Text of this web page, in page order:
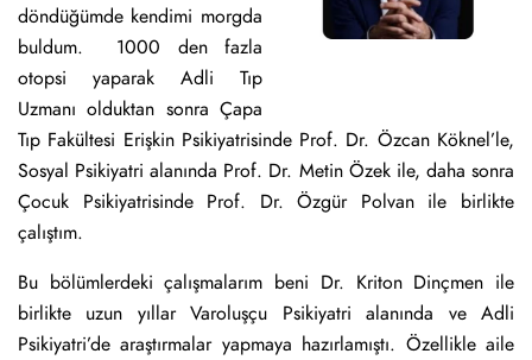
döndüğümde kendimi morgda
buldum. 1000 den fazla
otopsi yaparak Adli Tıp
Uzmanı olduktan sonra Çapa
Tıp Fakültesi Erişkin Psikiyatrisinde Prof. Dr. Özcan Köknel’le,
Sosyal Psikiyatri alanında Prof. Dr. Metin Özek ile, daha sonra
Çocuk Psikiyatrisinde Prof. Dr. Özgür Polvan ile birlikte
çalıştım.
Bu bölümlerdeki çalışmalarım beni Dr. Kriton Dinçmen ile
birlikte uzun yıllar Varoluşçu Psikiyatri alanında ve Adli
Psikiyatri’de araştırmalar yapmaya hazırlamıştı. Özellikle aile